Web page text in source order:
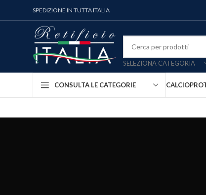
SPEDIZIONE IN TUTTA ITALIA
SELEZIONA CATEGORIA
CONSULTA LE CATEGORIE CALCIO